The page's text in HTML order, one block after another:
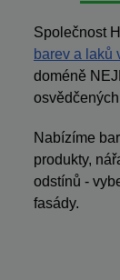
Společnost
barev a laků
doméně
Nabízíme
produkty,
odstínů -
fasády.